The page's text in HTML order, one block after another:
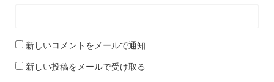
新しいコメントをメールで通知
新しい投稿をメールで受け取る